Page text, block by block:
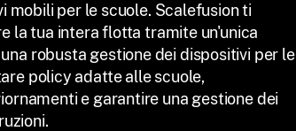
mobili per le scuole. Scalefusion ti
la tua intera flotta tramite un'unica
robusta gestione dei dispositivi per le
policy adatte alle scuole,
e garantire una gestione dei